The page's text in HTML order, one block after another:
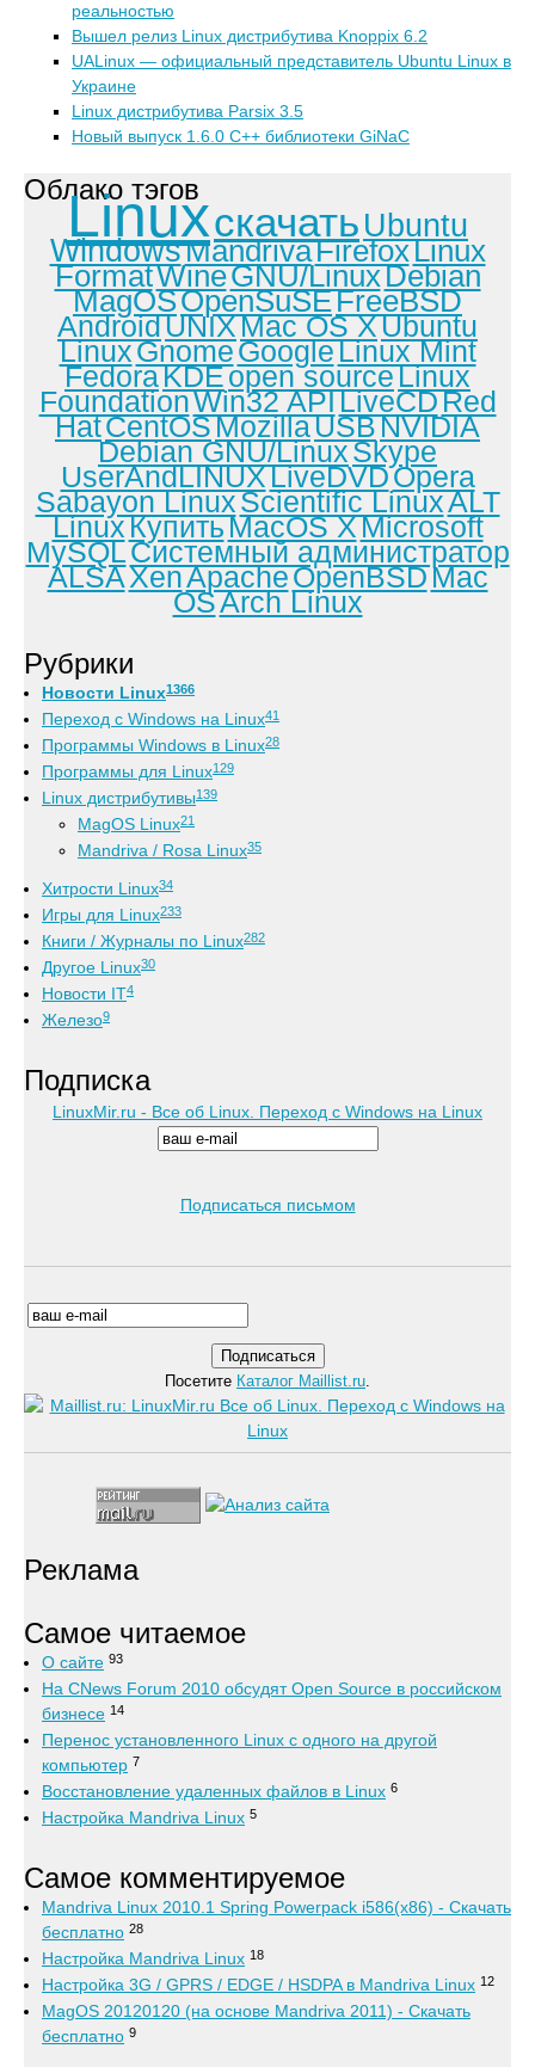
реальностью
Вышел релиз Linux дистрибутива Knoppix 6.2
UALinux — официальный представитель Ubuntu Linux в
Украине
Linux дистрибутива Parsix 3.5
Новый выпуск 1.6.0 C++ библиотеки GiNaC
Облако тэгов
Linuxскачать Ubuntu
WindowsMandrivaFirefoxLinux
FormatWineGNU/LinuxDebian
MagOSOpenSuSEFreeBSD
AndroidUNIXMac OS XUbuntu
LinuxGnomeGoogleLinux Mint
FedoraKDEopen sourceLinux
FoundationWin32 APILiveCDRed
HatCentOSMozillaUSBNVIDIA
Debian GNU/LinuxSkype
UserAndLINUXLiveDVDOpera
Sabayon LinuxScientific LinuxALT
LinuxКупитьMacOS XMicrosoft
MySQLСистемный администратор
ALSAXenApacheOpenBSDMac
OSArch Linux
Рубрики
Новости Linux1366
Переход с Windows на Linux41
Программы Windows в Linux28
Программы для Linux129
Linux дистрибутивы139
MagOS Linux21
Mandriva / Rosa Linux35
Хитрости Linux34
Игры для Linux233
Книги / Журналы по Linux282
Другое Linux30
Новости IT4
Железо9
Подписка
LinuxMir.ru - Все об Linux. Переход с Windows на Linux
Подписаться письмом
Посетите Каталог Maillist.ru.
Реклама
Самое читаемое
О сайте 93
На CNews Forum 2010 обсудят Open Source в российском
бизнесе 14
Перенос установленного Linux с одного на другой
компьютер 7
Восстановление удаленных файлов в Linux 6
Настройка Mandriva Linux 5
Самое комментируемое
Mandriva Linux 2010.1 Spring Powerpack i586(x86) - Скачать
бесплатно 28
Настройка Mandriva Linux 18
Настройка 3G / GPRS / EDGE / HSDPA в Mandriva Linux 12
MagOS 20120120 (на основе Mandriva 2011) - Скачать
бесплатно 9